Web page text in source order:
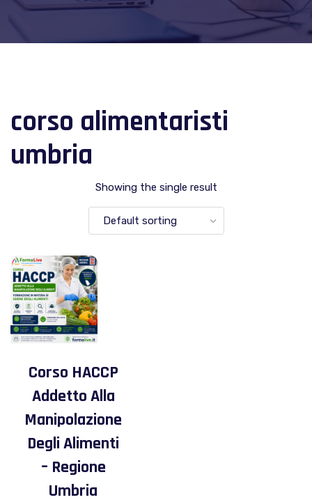
corso alimentaristi
umbria
Showing the single result
Corso HACCP
Addetto Alla
Manipolazione
Degli Alimenti
– Regione
Umbria